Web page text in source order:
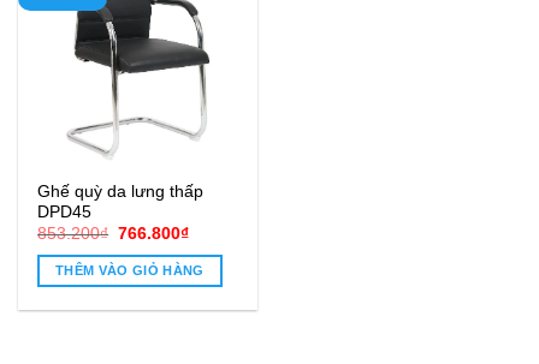
Ghế quỳ da lưng thấp
DPD45
853.200₫ Giá
là:
853.200₫.
766.800₫Giá
tại
là:
THÊM VÀO GIỎ HÀNG